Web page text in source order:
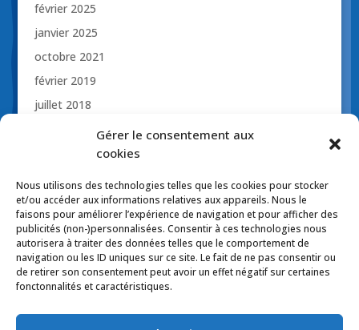
Gérer le consentement aux
cookies
Nous utilisons des technologies telles que les cookies pour stocker
et/ou accéder aux informations relatives aux appareils. Nous le
faisons pour améliorer l’expérience de navigation et pour afficher des
publicités (non-)personnalisées. Consentir à ces technologies nous
autorisera à traiter des données telles que le comportement de
navigation ou les ID uniques sur ce site. Le fait de ne pas consentir ou
de retirer son consentement peut avoir un effet négatif sur certaines
fonctonnalités et caractéristiques.
février 2025
janvier 2025
octobre 2021
février 2019
juillet 2018
novembre 2017
octobre 2017
mars 2017
Politique de confidentialité
Politique de cookies (CA)
Politiques d’expédition
Politique de retour